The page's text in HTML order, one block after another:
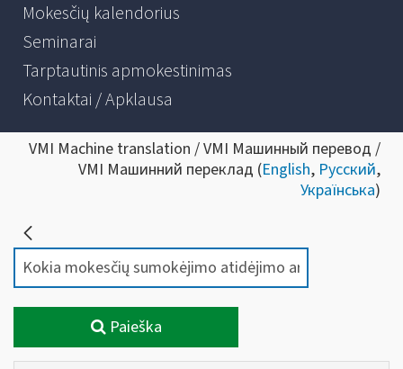
Mokesčių kalendorius
Seminarai
Tarptautinis apmokestinimas
Kontaktai / Apklausa
VMI Machine translation / VMI Машинный перевод /
VMI Машинний переклад (English, Русский,
Українська)
Paieška